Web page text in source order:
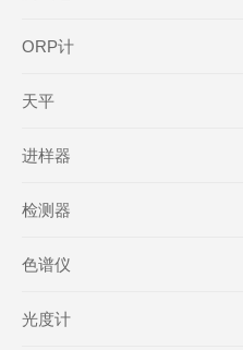
ORP计
天平
进样器
检测器
色谱仪
光度计